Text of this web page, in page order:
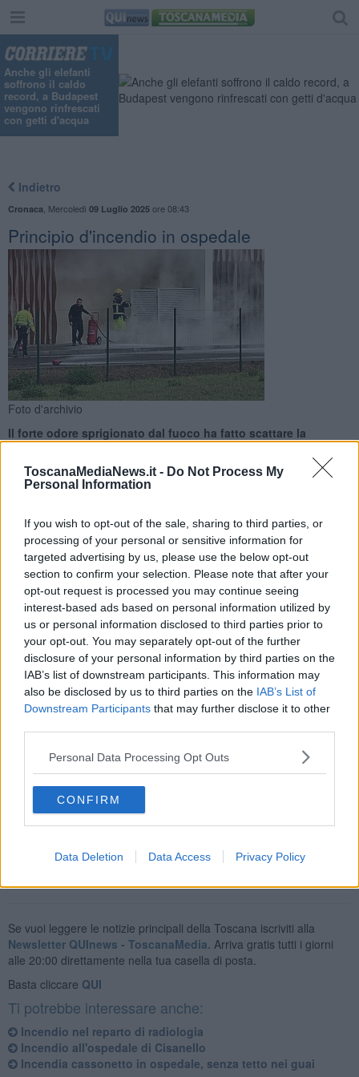
ToscanaMediaNews.it - Do Not Process My
Personal Information
If you wish to opt-out of the sale, sharing to third parties, or
processing of your personal or sensitive information for
targeted advertising by us, please use the below opt-out
section to confirm your selection. Please note that after your
opt-out request is processed you may continue seeing
interest-based ads based on personal information utilized by
us or personal information disclosed to third parties prior to
your opt-out. You may separately opt-out of the further
disclosure of your personal information by third parties on the
IAB’s list of downstream participants. This information may
also be disclosed by us to third parties on the IAB’s List of
Downstream Participants that may further disclose it to other
Personal Data Processing Opt Outs
CONFIRM
Data Deletion Data Access Privacy Policy
Anche gli elefanti
soffrono il caldo
record, a Budapest
vengono rinfrescati
con getti d'acqua
Indietro
Cronaca Mercoledì 09 Luglio 2025ore 08:43
Principio d'incendio in ospedale
Foto d'archivio
Il forte odore sprigionato dal fuoco ha fatto scattare la
personale
ORBETELLO —Paura all'ospedale di Orbetello per un principio
d'incendio che verso mezzogiorno di ieri ha fatto scattare le
procedure di messa in sicurezza. A innescare le fiamme, fa sapere
la Asl Toscana Sud Est, sarebbe stato il surriscaldamento di una
batteria in un locale tecnico.
Il forte odore sprigionato dal fuoco e dal fumo ha spinto il personale
a spostare i presenti al piano terra in prossimità delle uscite di
emergenza e ad adottare precauzioni per i degenti della Medicina
interna con la chiusura delle porte tagliafuoco.
Paura, si diceva, ma fortunatamente nessuna conseguenza:
all'ospedale sono accorsi i vigili del fuoco che nel giro di un'ora
hanno riportato la piena sicurezza nel presidio, senza ripercussioni
sulle attività critiche.
Se vuoi leggere le notizie principali della Toscana iscriviti alla
Newsletter QUInews - ToscanaMedia. Arriva gratis tutti i giorni
alle 20:00 direttamente nella tua casella di posta.
Basta cliccare QUI
Ti potrebbe interessare anche:
Incendio nel reparto di radiologia
Incendio all'ospedale di Cisanello
Incendia cassonetto in ospedale, senza tetto nei guai